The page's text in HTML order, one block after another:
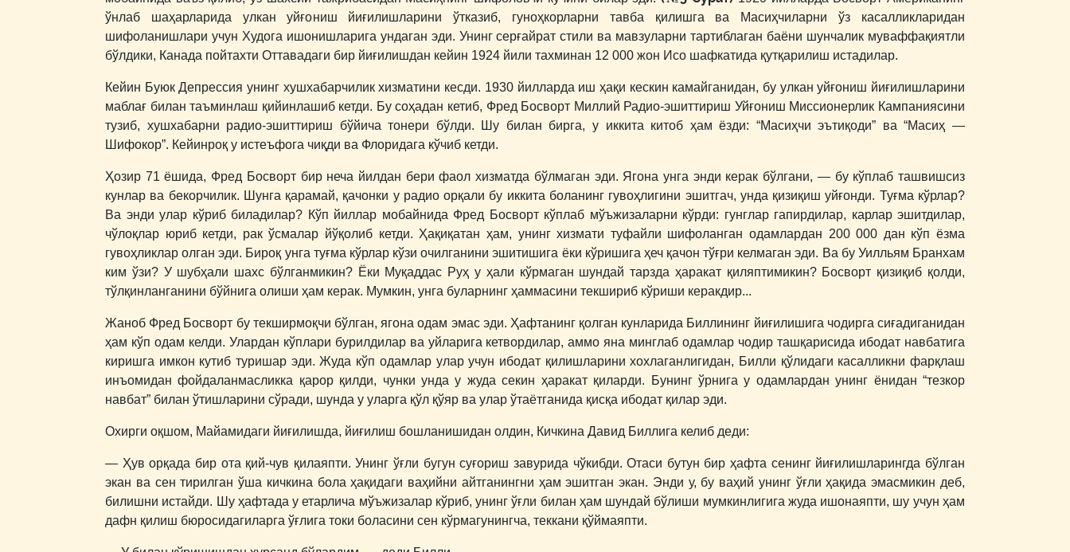
ўнлаб шаҳарларида улкан уйғониш йиғилишларини ўтказиб, гуноҳкорларни тавба қилишга ва Масиҳчиларни ўз касалликларидан
шифоланишлари учун Худога ишонишларига ундаган эди. Унинг серғайрат стили ва мавзуларни тартиблаган баёни шунчалик муваффақиятли
бўлдики, Канада пойтахти Оттавадаги бир йиғилишдан кейин 1924 йили тахминан 12 000 жон Исо шафкатида қутқарилиш истадилар.
Кейин Буюк Депрессия унинг хушхабарчилик хизматини кесди. 1930 йилларда иш ҳақи кескин камайганидан, бу улкан уйғониш йиғилишларини
маблағ билан таъминлаш қийинлашиб кетди. Бу соҳадан кетиб, Фред Босворт Миллий Радио-эшиттириш Уйғониш Миссионерлик Кампаниясини
тузиб, хушхабарни радио-эшиттириш бўйича тонери бўлди. Шу билан бирга, у иккита китоб ҳам ёзди: “Масиҳчи эътиқоди” ва “Масиҳ ―
Шифокор”. Кейинроқ у истеъфога чиқди ва Флоридага кўчиб кетди.
Ҳозир 71 ёшида, Фред Босворт бир неча йилдан бери фаол хизматда бўлмаган эди. Ягона унга энди керак бўлгани, ― бу кўплаб ташвишсиз
кунлар ва бекорчилик. Шунга қарамай, қачонки у радио орқали бу иккита боланинг гувоҳлигини эшитгач, унда қизиқиш уйғонди. Туғма кўрлар?
Ва энди улар кўриб биладилар? Кўп йиллар мобайнида Фред Босворт кўплаб мўъжизаларни кўрди: гунглар гапирдилар, карлар эшитдилар,
чўлоқлар юриб кетди, рак ўсмалар йўқолиб кетди. Ҳақиқатан ҳам, унинг хизмати туфайли шифоланган одамлардан 200 000 дан кўп ёзма
гувоҳликлар олган эди. Бироқ унга туғма кўрлар кўзи очилганини эшитишига ёки кўришига ҳеч қачон тўғри келмаган эди. Ва бу Уилльям Бранхам
ким ўзи? У шубҳали шахс бўлганмикин? Ёки Муқаддас Руҳ у ҳали кўрмаган шундай тарзда ҳаракат қиляптимикин? Босворт қизиқиб қолди,
тўлқинланганини бўйнига олиши ҳам керак. Мумкин, унга буларнинг ҳаммасини текшириб кўриши керакдир...
Жаноб Фред Босворт бу текширмоқчи бўлган, ягона одам эмас эди. Ҳафтанинг қолган кунларида Биллининг йиғилишига чодирга сиғадиганидан
ҳам кўп одам келди. Улардан кўплари бурилдилар ва уйларига кетвордилар, аммо яна минглаб одамлар чодир ташқарисида ибодат навбатига
киришга имкон кутиб туришар эди. Жуда кўп одамлар улар учун ибодат қилишларини хохлаганлигидан, Билли қўлидаги касалликни фарқлаш
инъомидан фойдаланмасликка қарор қилди, чунки унда у жуда секин ҳаракат қиларди. Бунинг ўрнига у одамлардан унинг ёнидан “тезкор
навбат” билан ўтишларини сўради, шунда у уларга қўл қўяр ва улар ўтаётганида қисқа ибодат қилар эди.
Охирги оқшом, Майамидаги йиғилишда, йиғилиш бошланишидан олдин, Кичкина Давид Биллига келиб деди:
― Ҳув орқада бир ота қий-чув қилаяпти. Унинг ўғли бугун суғориш завурида чўкибди. Отаси бутун бир ҳафта сенинг йиғилишларингда бўлган
экан ва сен тирилган ўша кичкина бола ҳақидаги ваҳийни айтганингни ҳам эшитган экан. Энди у, бу ваҳий унинг ўғли ҳақида эмасмикин деб,
билишни истайди. Шу ҳафтада у етарлича мўъжизалар кўриб, унинг ўғли билан ҳам шундай бўлиши мумкинлигига жуда ишонаяпти, шу учун ҳам
дафн қилиш бюросидагиларга ўғлига токи боласини сен кўрмагунингча, теккани қўймаяпти.